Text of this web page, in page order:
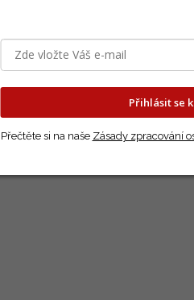
typickou slunečnicovou
duben - květen
červenec - září
8 semínek
Přihlásit se
Přečtěte si na naše Zásady zpracování